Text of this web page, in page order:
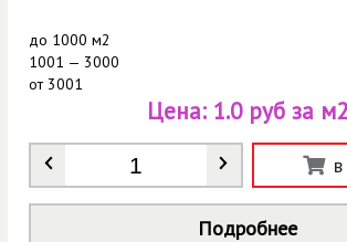
до 1000 м2
1001 — 3000
от3001
Количество
Цена: 1.0 руб за м2
Подробнее